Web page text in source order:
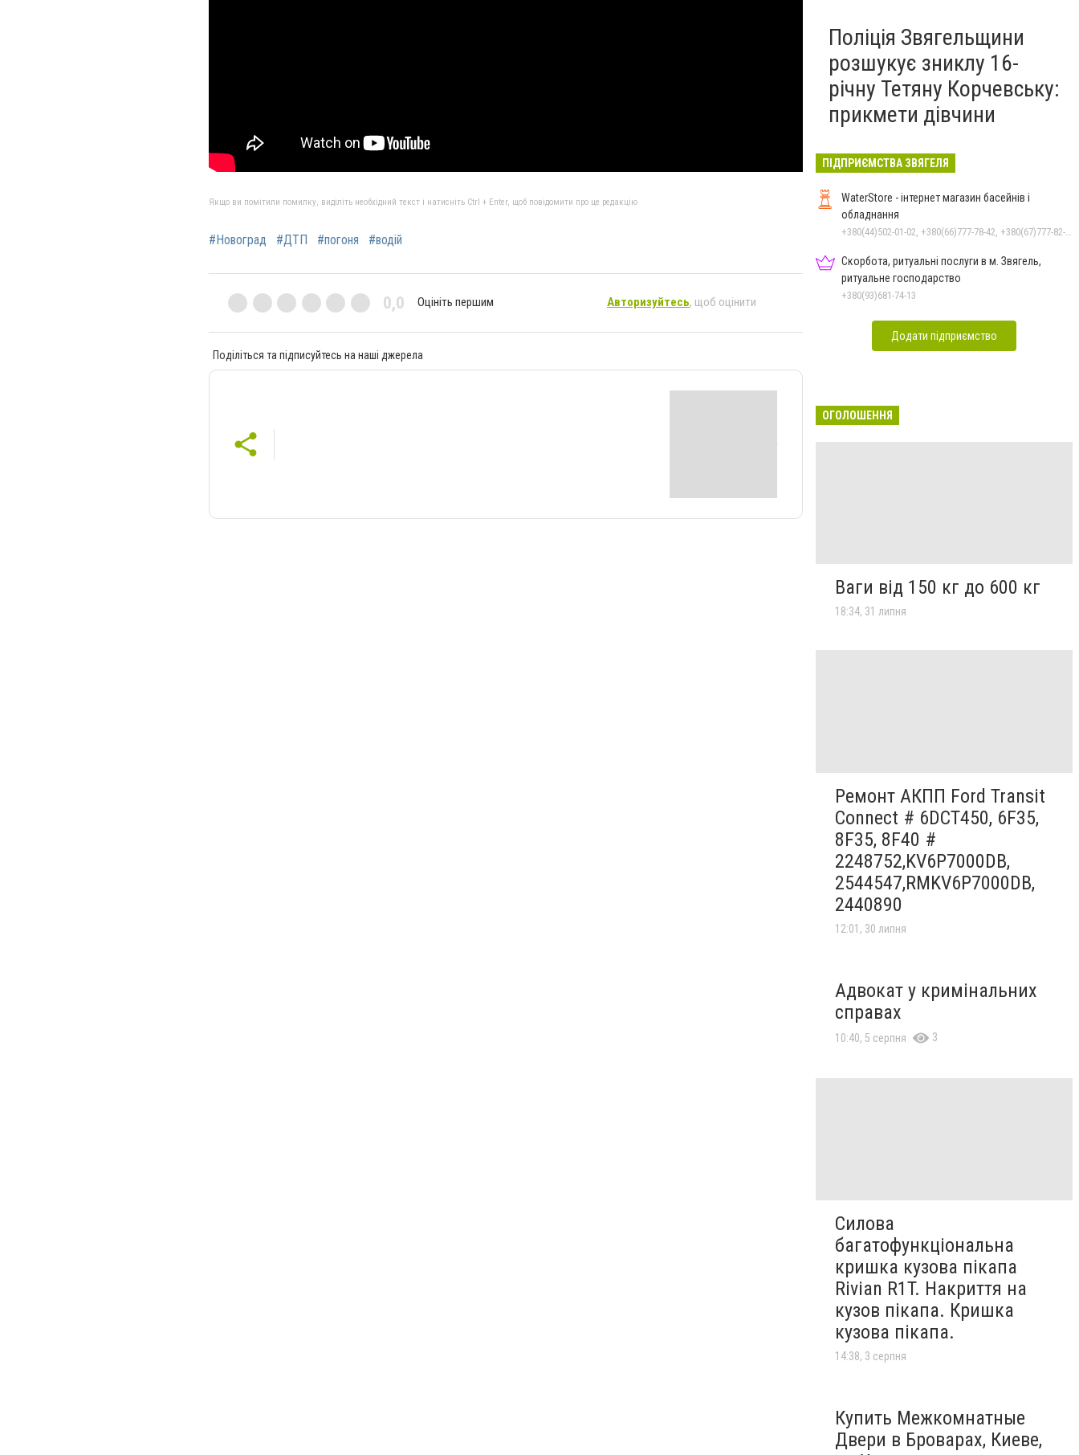
Якщо ви помітили помилку, виділіть необхідний текст і натисніть Ctrl + Enter, щоб повідомити про це редакцію
#Новоград #ДТП #погоня #водій
0,0 Оцініть першим Авторизуйтесь, щоб оцінити
Поділіться та підписуйтесь на наші джерела
Поліція Звягельщини
розшукує зниклу 16-
річну Тетяну Корчевську:
прикмети дівчини
ПІДПРИЄМСТВА ЗВЯГЕЛЯ
WaterStore - інтернет магазин басейнів і
обладнання
+380(44)502-01-02, +380(66)777-78-42, +380(67)777-82-19, +380(67)890-80-80, +380(73)890-80-80, +380(44)502-01-03
Скорбота, ритуальні послуги в м. Звягель,
ритуальне господарство
+380(93)681-74-13
Додати підприємство
ОГОЛОШЕННЯ
Ваги від 150 кг до 600 кг
18:34, 31 липня
Ремонт АКПП Ford Transit
Connect # 6DCT450, 6F35,
8F35, 8F40 #
2248752,KV6P7000DB,
2544547,RMKV6P7000DB,
2440890
12:01, 30 липня
Адвокат у кримінальних
справах
10:40, 5 серпня 3
Силова
багатофункціональна
кришка кузова пікапа
Rivian R1T. Накриття на
кузов пікапа. Кришка
кузова пікапа.
14:38, 3 серпня
Купить Межкомнатные
Двери в Броварах, Киеве,